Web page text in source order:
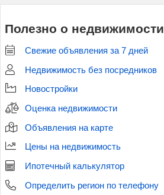
Полезно о недвижимости
Свежие объявления за 7 дней
Недвижимость без посредников
Новостройки
Оценка недвижимости
Объявления на карте
Цены на недвижимость
Ипотечный калькулятор
Определить регион по телефону